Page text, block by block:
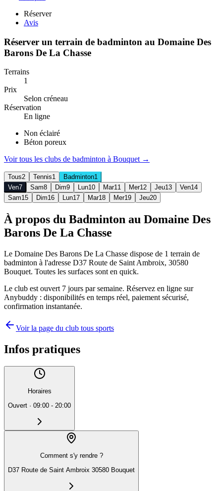
Réserver
Avis
Réserver un terrain de badminton au Domaine Des
Barons De La Chasse
Terrains
1
Prix
Selon créneau
Réservation
En ligne
Non éclairé
Béton poreux
Voir tous les clubs de badminton à Bouquet→
Tous2 Tennis1 Badminton1
Ven7 Sam8 Dim9 Lun10 Mar11 Mer12 Jeu13 Ven14
Sam15 Dim16 Lun17 Mar18 Mer19 Jeu20
À propos du Badminton au Domaine Des
Barons De La Chasse
Le Domaine Des Barons De La Chasse dispose de 1 terrain de
badminton à l'adresse D37 Route de Saint Ambroix, 30580
Bouquet. Toutes les surfaces sont en quick.
Le club est ouvert 7 jours par semaine. Réservez en ligne sur
Anybuddy : disponibilités en temps réel, paiement sécurisé,
confirmation instantanée.
Voir la page du club tous sports
Infos pratiques
Horaires
Ouvert · 09:00 - 20:00
Comment s'y rendre ?
D37 Route de Saint Ambroix 30580 Bouquet